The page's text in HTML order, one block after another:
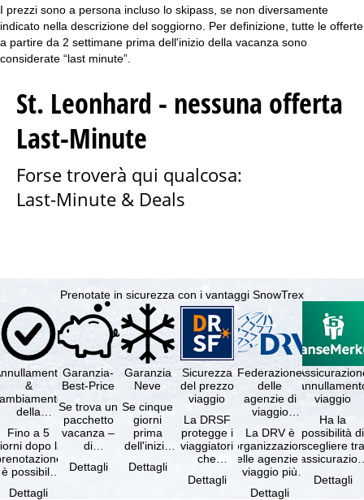
a
e
I prezzi sono a persona incluso lo skipass, se non diversamente
indicato nella descrizione del soggiorno. Per definizione, tutte le offerte
a partire da 2 settimane prima dell'inizio della vacanza sono
considerate “last minute”.
St. Leonhard - nessuna offerta
Last-Minute
Forse troverà qui qualcosa:
Last-Minute & Deals
Prenotate in sicurezza con i vantaggi SnowTrex
&
della
gratuiti
Fino a 5
dopo la
è possibile
Dettagli
Garanzia-
Best-Price
Se trova un
pacchetto
vacanza –
di
e servizi
Dettagli
Garanzia
Neve
Se cinque
giorni
prima
dell'inizio
soggiorno
Dettagli
Sicurezza
del prezzo
viaggio
La DRSF
protegge i
viaggiatori
che
un
Dettagli
Federazione
delle
agenzie di
viaggio
La DRV è
l'organizzazione
delle agenzie di
viaggio più
Dettagli
viaggio
Ha la
possibilità di
scegliere tra
viaggio
Dettagli